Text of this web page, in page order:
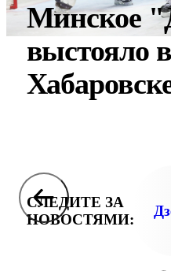
Минское
выстояло в
СЛЕДИТЕ ЗА
НОВОСТЯМИ: